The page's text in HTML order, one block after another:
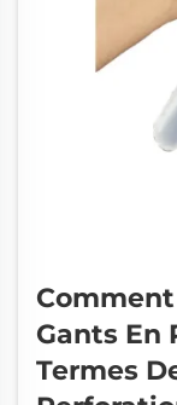
Gants En
Termes